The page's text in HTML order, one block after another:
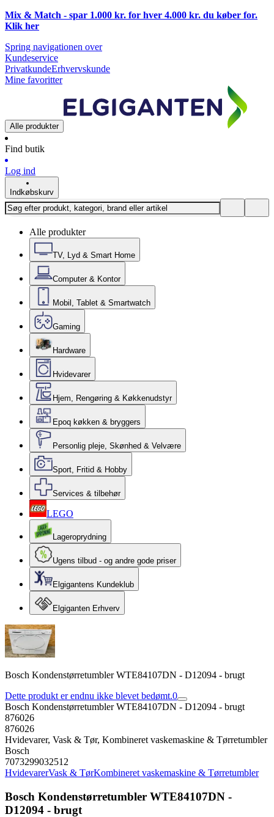
Mix & Match - spar 1.000 kr. for hver 4.000 kr. du køber for.
Klik her
Spring navigationen over
Kundeservice
PrivatkundeErhvervskunde
Mine favoritter
Alle produkter
Find butik
Log ind
Indkøbskurv
Alle produkter
TV, Lyd & Smart Home
Computer & Kontor
Mobil, Tablet & Smartwatch
Gaming
Hardware
Hvidevarer
Hjem, Rengøring & Køkkenudstyr
Epoq køkken & bryggers
Personlig pleje, Skønhed & Velvære
Sport, Fritid & Hobby
Services & tilbehør
LEGO
Lageroprydning
Ugens tilbud - og andre gode priser
Elgigantens Kundeklub
Elgiganten Erhverv
Bosch Kondenstørretumbler WTE84107DN - D12094 - brugt
Dette produkt er endnu ikke blevet bedømt.0
Bosch Kondenstørretumbler WTE84107DN - D12094 - brugt
876026
876026
Hvidevarer, Vask & Tør, Kombineret vaskemaskine & Tørretumbler
Bosch
7073299032512
HvidevarerVask & TørKombineret vaskemaskine & Tørretumbler
Bosch Kondenstørretumbler WTE84107DN -
D12094 - brugt